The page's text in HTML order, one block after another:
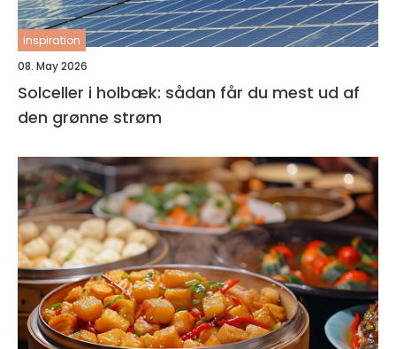
inspiration
08. May 2026
Solceller i holbæk: sådan får du mest ud af
den grønne strøm